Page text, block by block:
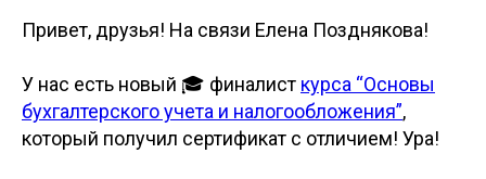
Привет, друзья! На связи Елена Позднякова!
У нас есть новый 🎓 финалист курса “Основы
бухгалтерского учета и налогообложения”,
который получил сертификат с отличием! Ура!